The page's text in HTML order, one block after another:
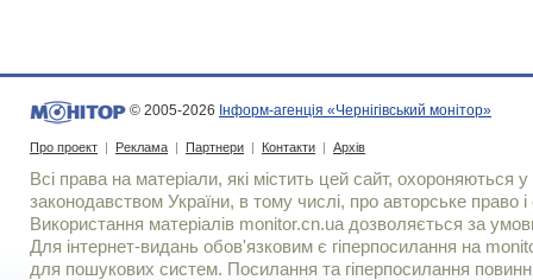
© 2005-2026 Інформ-агенція «Чернігівський монітор»
Про проект | Реклама | Партнери | Контакти | Архів
Всі права на матеріали, які містить цей сайт, охороняються у
законодавством України, в тому числі, про авторське право і
Використання матерiалiв monitor.cn.ua дозволяється за
Для iнтернет-видань обов'язковим є гiперпосилання на
для пошукових систем. Посилання та гіперпосилання